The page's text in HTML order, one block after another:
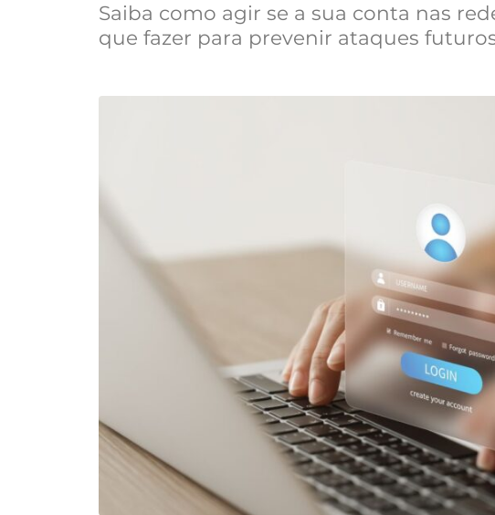
Saiba como agir se a sua conta nas
que fazer para prevenir ataques